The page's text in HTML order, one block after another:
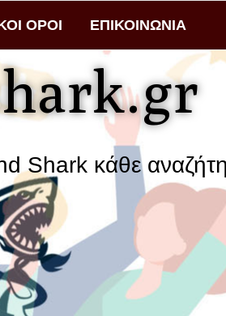
ΟΡΟΙ ΕΠΙΚΟΙΝΩΝΙΑ
κάθε αναζήτηση